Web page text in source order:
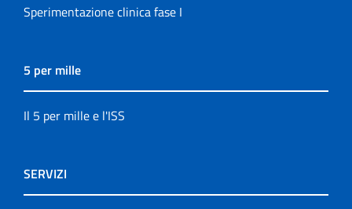
Sperimentazione clinica fase I
5 per mille
Il 5 per mille e l'ISS
SERVIZI